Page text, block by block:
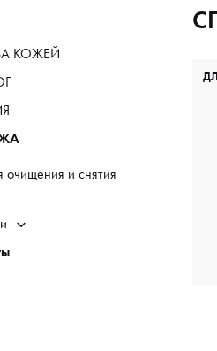
КОЖЕЙ
очищения и снятия